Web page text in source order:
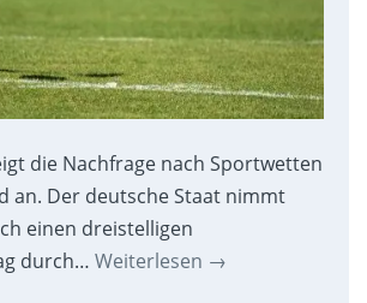
die Nachfrage nach Sportwetten
an. Der deutsche Staat nimmt
einen dreistelligen
durch… Weiterlesen →